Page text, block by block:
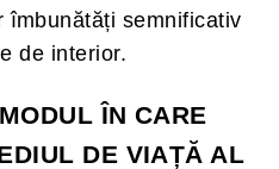
îmbunătăți semnificativ
de interior.
ÎN CARE
DE VIAȚĂ AL